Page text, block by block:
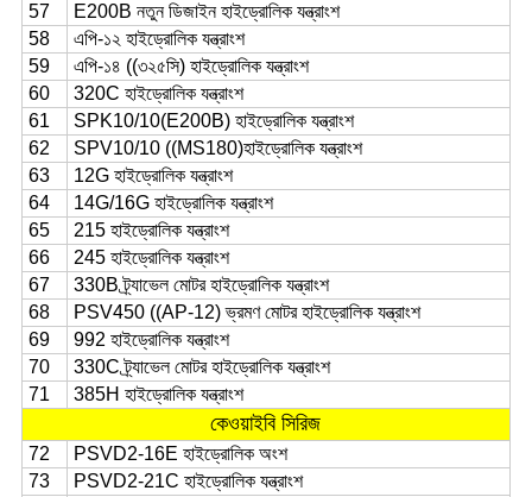
57
E200B নতুন ডিজাইন হাইড্রোলিক যন্ত্রাংশ
58
এপি-১২ হাইড্রোলিক যন্ত্রাংশ
59
এপি-১৪ ((৩২৫সি) হাইড্রোলিক যন্ত্রাংশ
60
320C হাইড্রোলিক যন্ত্রাংশ
61
SPK10/10(E200B) হাইড্রোলিক যন্ত্রাংশ
62
SPV10/10 ((MS180)হাইড্রোলিক যন্ত্রাংশ
63
12G হাইড্রোলিক যন্ত্রাংশ
64
14G/16G হাইড্রোলিক যন্ত্রাংশ
65
215 হাইড্রোলিক যন্ত্রাংশ
66
245 হাইড্রোলিক যন্ত্রাংশ
67
330B ট্র্যাভেল মোটর হাইড্রোলিক যন্ত্রাংশ
68
PSV450 ((AP-12) ভ্রমণ মোটর হাইড্রোলিক যন্ত্রাংশ
69
992 হাইড্রোলিক যন্ত্রাংশ
70
330C ট্র্যাভেল মোটর হাইড্রোলিক যন্ত্রাংশ
71
385H হাইড্রোলিক যন্ত্রাংশ
কেওয়াইবি সিরিজ
72
PSVD2-16E হাইড্রোলিক অংশ
73
PSVD2-21C হাইড্রোলিক যন্ত্রাংশ